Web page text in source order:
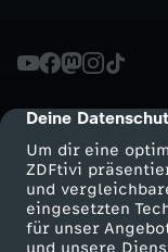
cmp-dialog-
Deine
Um dir eine
ZDFtivi
und
eingesetzten
für unser
und unsere
s
c
h
ä
Mehr ZDF